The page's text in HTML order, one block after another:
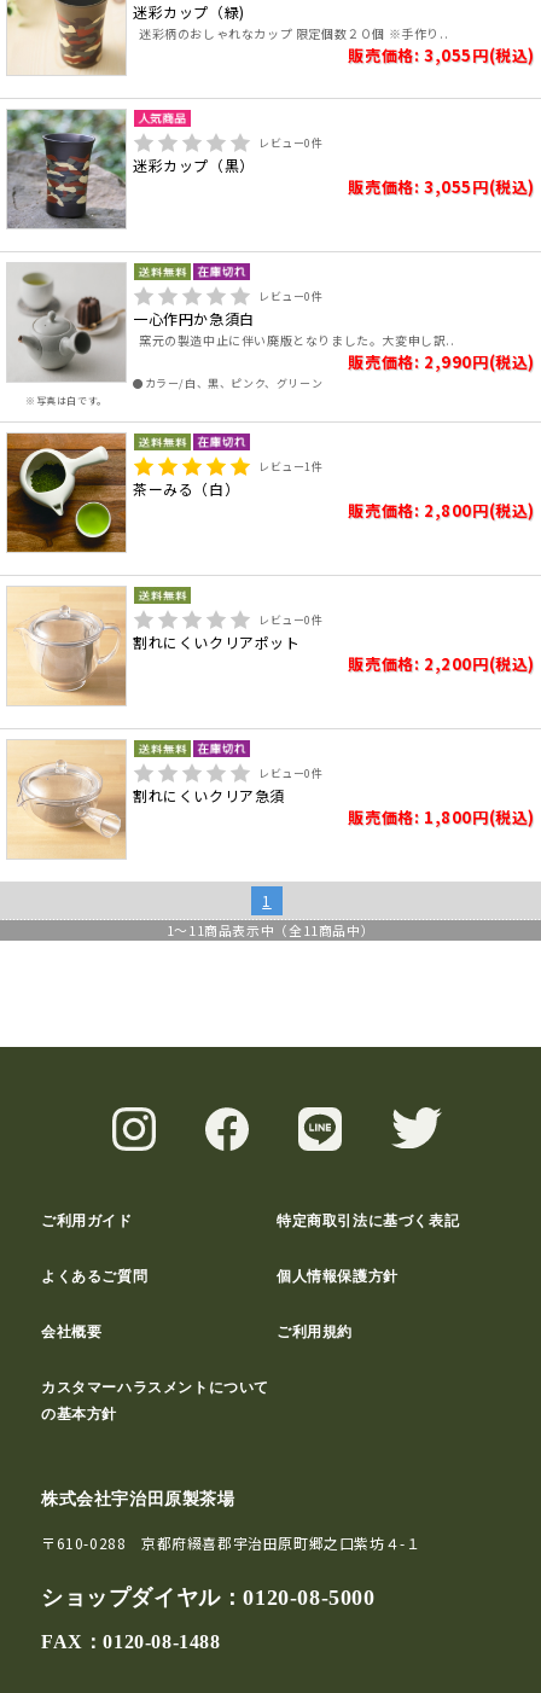
迷彩カップ（緑)
迷彩柄のおしゃれなカップ 限定個数２０個 ※手作り..
販売価格: 3,055円(税込)
レビュー0件
迷彩カップ（黒）
販売価格: 3,055円(税込)
※写真は白です。
レビュー0件
一心作円か急須白
窯元の製造中止に伴い廃版となりました。大変申し訳..
販売価格: 2,990円(税込)
●カラー/白、黒、ピンク、グリーン
レビュー1件
茶ーみる（白）
販売価格: 2,800円(税込)
レビュー0件
割れにくいクリアポット
販売価格: 2,200円(税込)
レビュー0件
割れにくいクリア急須
販売価格: 1,800円(税込)
1
1～ 11商品表示中（全 11商品中）
ご利用ガイド 特定商取引法に基づく表記
よくあるご質問 個人情報保護方針
会社概要 ご利用規約
カスタマーハラスメントについて
の基本方針
株式会社宇治田原製茶場
〒610-0288 京都府綴喜郡宇治田原町郷之口紫坊４-１
ショップダイヤル：0120-08-5000
FAX：0120-08-1488